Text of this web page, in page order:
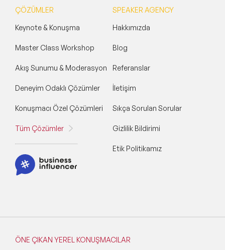
ÇÖZÜMLER
Keynote & Konuşma
Master Class Workshop
Akış Sunumu & Moderasyon
Deneyim Odaklı Çözümler
Konuşmacı Özel Çözümleri
Tüm Çözümler
SPEAKER AGENCY
Hakkımızda
Blog
Referanslar
İletişim
Sıkça Sorulan Sorular
Gizlilik Bildirimi
Etik Politikamız
ÖNE ÇIKAN YEREL KONUŞMACILAR